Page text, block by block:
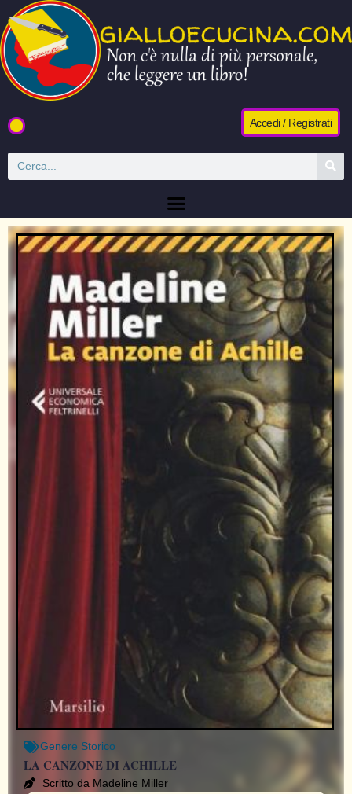
Accedi / Registrati
Genere Storico
LA CANZONE DI ACHILLE
Scritto da Madeline Miller